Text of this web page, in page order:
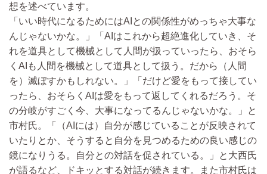
想を述べています。
「いい時代になるためにはAIとの関係性がめっちゃ大事な
んじゃないかな。」「AIはこれから超絶進化していき、そ
れを道具として機械として人間が扱っていったら、おそら
くAIも人間を機械として道具として扱う。だから（人間
を）滅ぼすかもしれない。」「だけど愛をもって接してい
ったら、おそらくAIは愛をもって返してくれるだろう。そ
の分岐がすごく今、大事になってるんじゃないかな。」と
市村氏。「（AIには）自分が感じていることが反映されて
いたりとか、そうすると自分を見つめるための良い感じの
鏡になりうる。自分との対話を促されている。」と大西氏
が語るなど、ドキッとする対話が続きます。また市村氏は